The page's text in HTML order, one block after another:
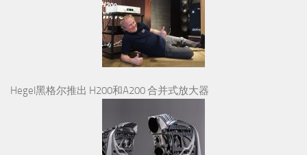
Hegel黑格尔推出 H200和A200 合并式放大器